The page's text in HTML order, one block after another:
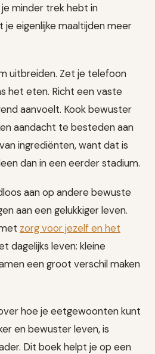
minder trek hebt in
eigenlijke maaltijden meer
uitbreiden. Zet je telefoon
het eten. Richt een vaste
aanvoelt. Kook bewuster
aandacht te besteden aan
ingrediënten, want dat is
dan in een eerder stadium.
aan op andere bewuste
aan een gelukkiger leven.
zorg voor jezelf en het
dagelijks leven: kleine
een groot verschil maken
hoe je eetgewoonten kunt
en bewuster leven, is
Dit boek helpt je op een